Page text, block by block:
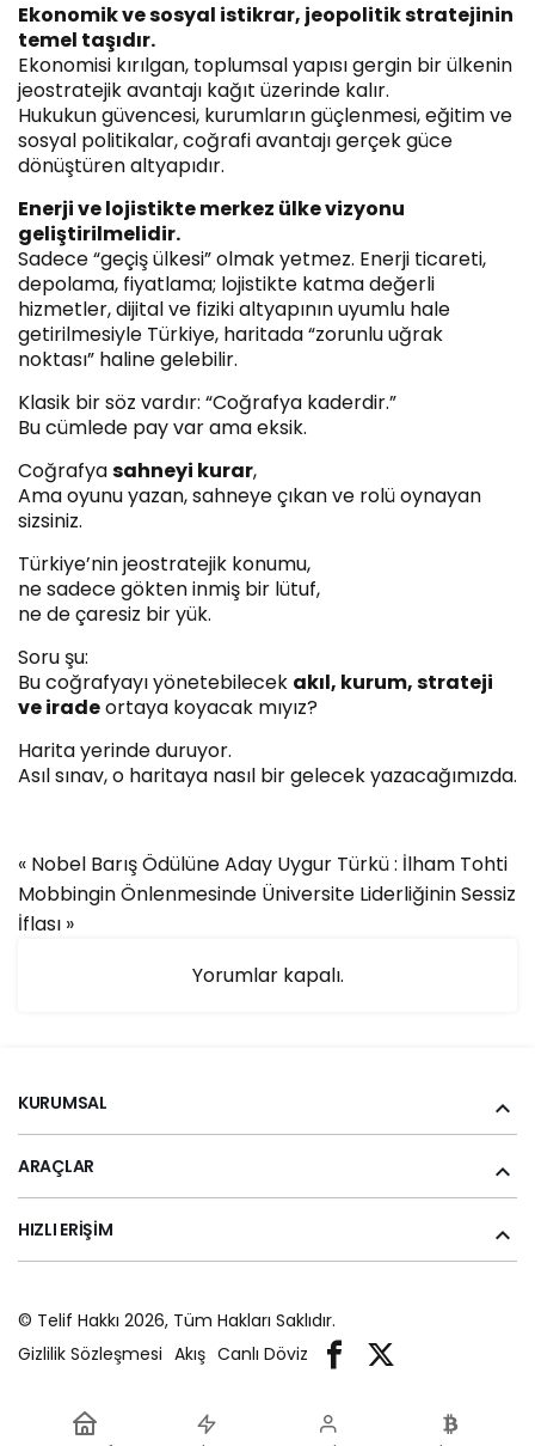
Ekonomik ve sosyal istikrar, jeopolitik stratejinin
temel taşıdır.
Ekonomisi kırılgan, toplumsal yapısı gergin bir ülkenin
jeostratejik avantajı kağıt üzerinde kalır.
Hukukun güvencesi, kurumların güçlenmesi, eğitim ve
sosyal politikalar, coğrafi avantajı gerçek güce
dönüştüren altyapıdır.
Enerji ve lojistikte merkez ülke vizyonu
geliştirilmelidir.
Sadece “geçiş ülkesi” olmak yetmez. Enerji ticareti,
depolama, fiyatlama; lojistikte katma değerli
hizmetler, dijital ve fiziki altyapının uyumlu hale
getirilmesiyle Türkiye, haritada “zorunlu uğrak
noktası” haline gelebilir.
Klasik bir söz vardır: “Coğrafya kaderdir.”
Bu cümlede pay var ama eksik.
Coğrafyasahneyi kurar,
Ama oyunu yazan, sahneye çıkan ve rolü oynayan
sizsiniz.
Türkiye’nin jeostratejik konumu,
ne sadece gökten inmiş bir lütuf,
ne de çaresiz bir yük.
Soru şu:
Bu coğrafyayı yönetebilecek akıl, kurum, strateji
ve iradeortaya koyacak mıyız?
Harita yerinde duruyor.
Asıl sınav, o haritaya nasıl bir gelecek yazacağımızda.
« Nobel Barış Ödülüne Aday Uygur Türkü : İlham Tohti
Mobbingin Önlenmesinde Üniversite Liderliğinin Sessiz
İflası »
Yorumlar kapalı.
KURUMSAL
ARAÇLAR
HIZLI ERIŞIM
© Telif Hakkı 2026, Tüm Hakları Saklıdır.
Gizlilik Sözleşmesi Akış Canlı Döviz